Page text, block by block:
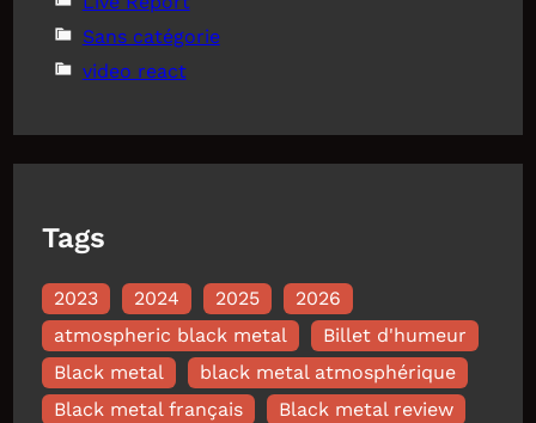
Sans catégorie
video react
Tags
2023 2024 2025
2026
atmospheric black metal
Billet d'humeur
Black metal
black metal atmosphérique
Black metal français
Black metal review